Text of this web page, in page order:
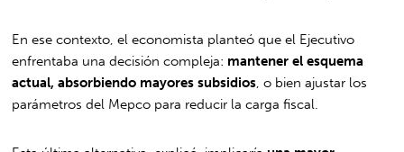
En ese contexto, el economista planteó que el Ejecutivo
enfrentaba una decisión compleja: mantener el esquema
actual, absorbiendo mayores subsidios , o bien ajustar los
parámetros del Mepco para reducir la carga fiscal.